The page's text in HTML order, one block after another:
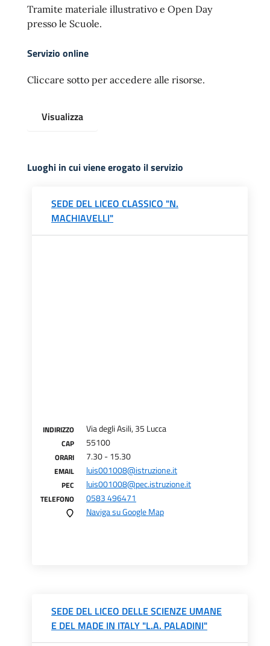
Tramite materiale illustrativo e Open Day
presso le Scuole.
Servizio online
Cliccare sotto per accedere alle risorse.
Visualizza
Luoghi in cui viene erogato il servizio
SEDE DEL LICEO CLASSICO "N.
MACHIAVELLI"
INDIRIZZO Via degli Asili, 35 Lucca
CAP 55100
ORARI 7.30 - 15.30
EMAIL luis001008@istruzione.it
PEC luis001008@pec.istruzione.it
TELEFONO
0583 496471
Naviga su Google Map
SEDE DEL LICEO DELLE SCIENZE UMANE
E DEL MADE IN ITALY "L.A. PALADINI"